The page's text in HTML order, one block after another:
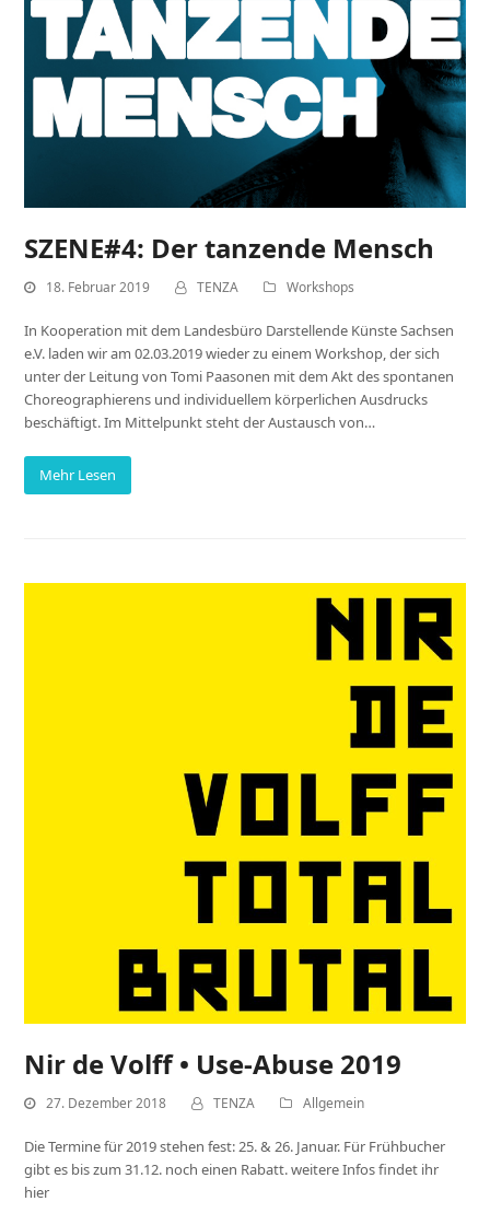
SZENE#4: Der tanzende Mensch
18. Februar 2019 TENZA Workshops
In Kooperation mit dem Landesbüro Darstellende Künste Sachsen
e.V. laden wir am 02.03.2019 wieder zu einem Workshop, der sich
unter der Leitung von Tomi Paasonen mit dem Akt des spontanen
Choreographierens und individuellem körperlichen Ausdrucks
beschäftigt. Im Mittelpunkt steht der Austausch von…
Mehr Lesen
Nir de Volff • Use-Abuse 2019
27. Dezember 2018 TENZA Allgemein
Die Termine für 2019 stehen fest: 25. & 26. Januar. Für Frühbucher
gibt es bis zum 31.12. noch einen Rabatt. weitere Infos findet ihr
hier